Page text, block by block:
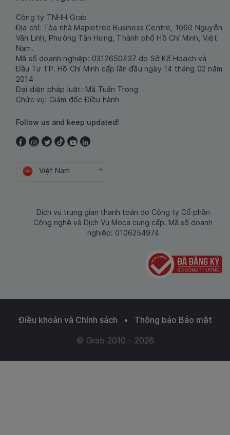
Công ty TNHH Grab
Địa chỉ: Tòa nhà Mapletree Business Centre, 1060 Nguyễn
Văn Linh, Phường Tân Hưng, Thành phố Hồ Chí Minh, Việt
Nam.
Mã số doanh nghiệp: 0312650437 do Sở Kế Hoạch và
Đầu Tư TP. Hồ Chí Minh cấp lần đầu ngày 14 tháng 02 năm
2014
Đại diện pháp luật: Mã Tuấn Trọng
Chức vụ: Giám đốc Điều hành
Follow us and keep updated!
Việt Nam
Dịch vụ trung gian thanh toán do Công ty Cổ phần
Công nghệ và Dịch Vụ Moca cung cấp. Mã số doanh
nghiệp: 0106254974
Điều khoản và Chính sách •
Thông báo Bảo mật
© Grab 2010 - 2026